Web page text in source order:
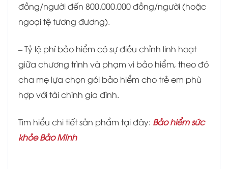
đồng/người đến 800.000.000 đồng/người (hoặc
ngoại tệ tương đương).
– Tỷ lệ phí bảo hiểm có sự điều chỉnh linh hoạt
giữa chương trình và phạm vi bảo hiểm, theo đó
cha mẹ lựa chọn gói bảo hiểm cho trẻ em phù
hợp với tài chính gia đình.
Tìm hiểu chi tiết sản phẩm tại đây: Bảo hiểm sức
khỏe Bảo MInh